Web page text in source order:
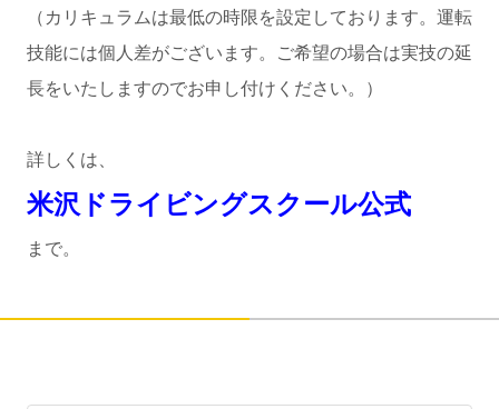
（カリキュラムは最低の時限を設定しております。運転
技能には個人差がございます。ご希望の場合は実技の延
長をいたしますのでお申し付けください。）
詳しくは、
米沢ドライビングスクール公式
まで。